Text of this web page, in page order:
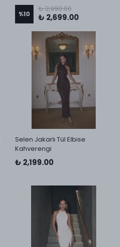
%10
₺ 2,990.00
₺ 2,699.00
Selen Jakarlı Tül Elbise
Kahverengi
₺ 2,199.00